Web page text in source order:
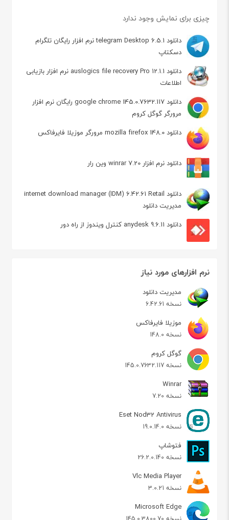
چیزی برای نمایش وجود ندارد
دانلود telegram Desktop 6.5.1 نرم افزار رایگان تلگرام
دسکتاپ
دانلود auslogics file recovery Pro 12.1.1 نرم افزار بازیابی
اطلاعات
دانلود google chrome 145.0.7632.117 رایگان نرم افزار
مرورگر گوگل کروم
دانلود mozilla firefox 148.0 مرورگر موزیلا فایرفاکس
دانلود نرم افزار winrar 7.20 وین رار
دانلود internet download manager (IDM) 6.42.61 Retail
مدیریت دانلود
دانلود anydesk 9.6.11 کنترل ویندوز از راه دور
نرم افزارهای مورد نیاز
مدیریت دانلود
نسخه 6.42.61
موزیلا فایرفاکس
نسخه 148.0
گوگل کروم
نسخه 145.0.7632.117
Winrar
نسخه 7.20
Eset Nod32 Antivirus
نسخه 19.0.14.0
فتوشاپ
نسخه 26.2.0.140
Vlc Media Player
نسخه 3.0.21
Microsoft Edge